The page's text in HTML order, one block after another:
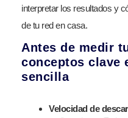
interpretar los resultados y
de tu red en casa.
Antes de medir
conceptos clave
sencilla
Velocidad de